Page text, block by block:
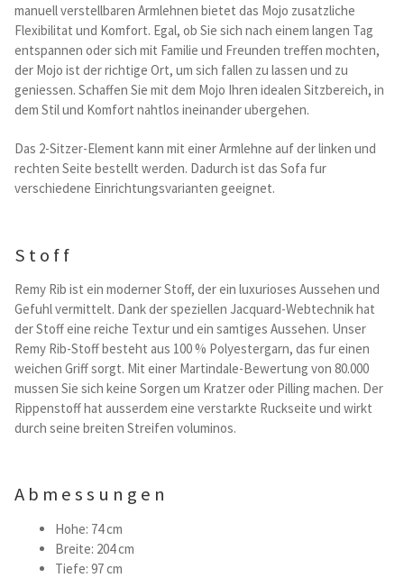
Massivholz Schlafen
Massivholz Wohnen
Summer Sale
manuell verstellbaren Armlehnen bietet das Mojo zusatzliche
Flexibilitat und Komfort. Egal, ob Sie sich nach einem langen Tag
entspannen oder sich mit Familie und Freunden treffen mochten,
der Mojo ist der richtige Ort, um sich fallen zu lassen und zu
geniessen. Schaffen Sie mit dem Mojo Ihren idealen Sitzbereich, in
dem Stil und Komfort nahtlos ineinander ubergehen.
Das 2-Sitzer-Element kann mit einer Armlehne auf der linken und
rechten Seite bestellt werden. Dadurch ist das Sofa fur
verschiedene Einrichtungsvarianten geeignet.
Stoff
Remy Rib ist ein moderner Stoff, der ein luxurioses Aussehen und
Gefuhl vermittelt. Dank der speziellen Jacquard-Webtechnik hat
der Stoff eine reiche Textur und ein samtiges Aussehen. Unser
Remy Rib-Stoff besteht aus 100 % Polyestergarn, das fur einen
weichen Griff sorgt. Mit einer Martindale-Bewertung von 80.000
mussen Sie sich keine Sorgen um Kratzer oder Pilling machen. Der
Rippenstoff hat ausserdem eine verstarkte Ruckseite und wirkt
durch seine breiten Streifen voluminos.
Abmessungen
Hohe: 74 cm
Breite: 204 cm
Tiefe: 97 cm